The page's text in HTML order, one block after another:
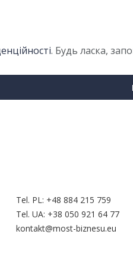
. Будь ласка,
Tel. PL: +48 884 215 759
Tel. UA: +38 050 921 64 77
kontakt@most-biznesu.eu